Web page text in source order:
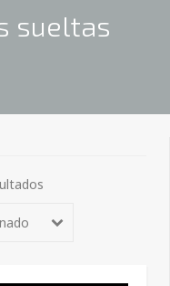
sueltas